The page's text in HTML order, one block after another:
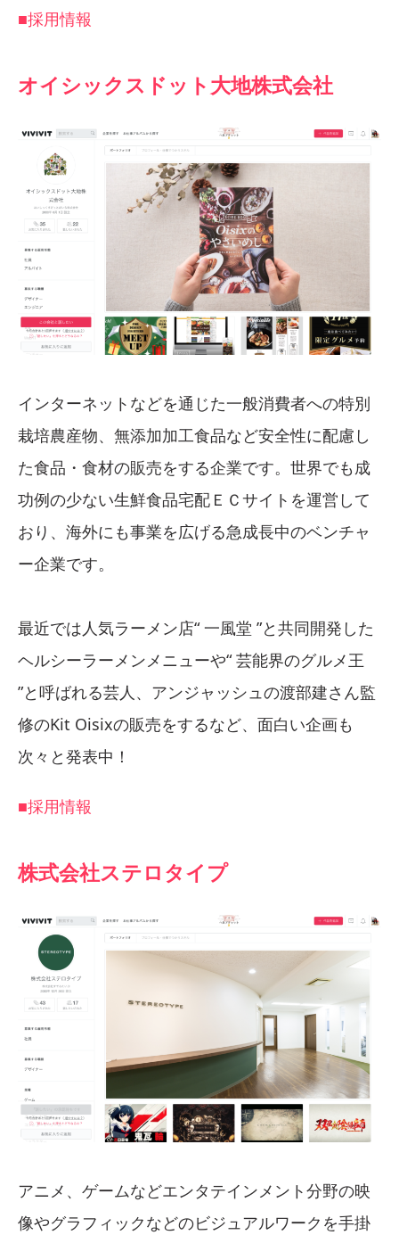
■採用情報
オイシックスドット大地株式会社
インターネットなどを通じた一般消費者への特別
栽培農産物、無添加加工食品など安全性に配慮し
た食品・食材の販売をする企業です。世界でも成
功例の少ない生鮮食品宅配ＥＣサイトを運営して
おり、海外にも事業を広げる急成長中のベンチャ
ー企業です。
最近では人気ラーメン店“ 一風堂 ”と共同開発した
ヘルシーラーメンメニューや“ 芸能界のグルメ王
”と呼ばれる芸人、アンジャッシュの渡部建さん監
修のKit Oisixの販売をするなど、面白い企画も
次々と発表中！
■採用情報
株式会社ステロタイプ
アニメ、ゲームなどエンタテインメント分野の映
像やグラフィックなどのビジュアルワークを手掛